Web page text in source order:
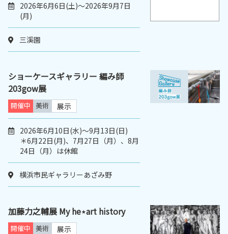
2026年6月6日(土)～2026年9月7日
(月)
三溪園
ショーケースギャラリー 編み師
203gow展
開催中 美術 展示
2026年6月10日(水)～9月13日(日)
＊6月22日(月)、7月27日（月）、8月
24日（月）は休館
横浜市民ギャラリーあざみ野
加藤力之輔展 My he⋆art history
開催中 美術 展示